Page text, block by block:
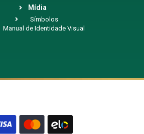
Mídia
Símbolos
Manual de Identidade Visual